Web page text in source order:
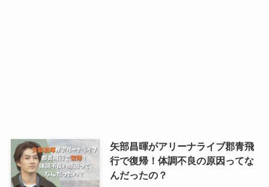
矢部昌暉がアリーナライブ郡青飛
行で復帰！体調不良の原因ってな
んだったの？